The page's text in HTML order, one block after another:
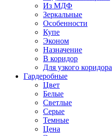
Из МДФ
Зеркальные
Особенности
Купе
Эконом
Назначение
В коридор
Для узкого коридора
Гардеробные
Цвет
Белые
Светлые
Серые
Темные
Цена